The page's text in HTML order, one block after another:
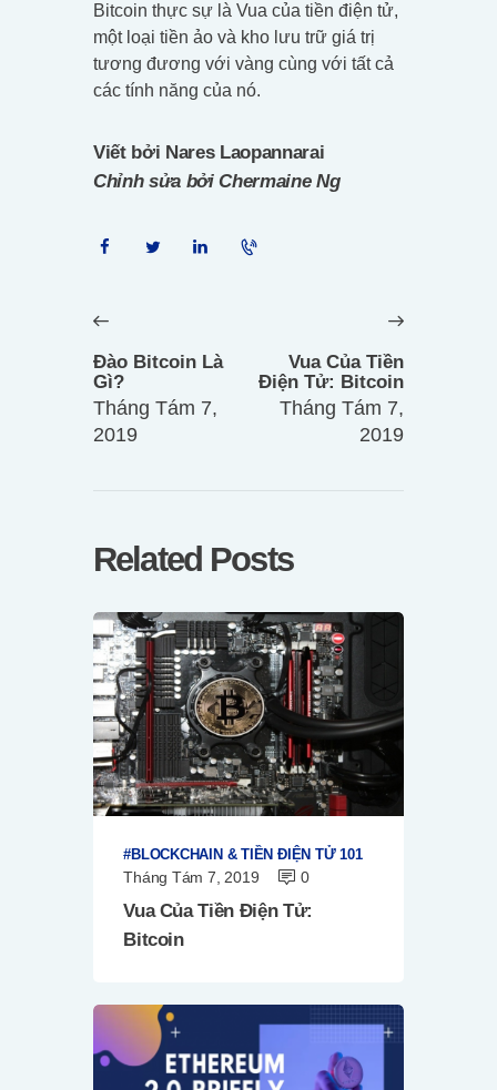
Bitcoin thực sự là Vua của tiền điện tử,
một loại tiền ảo và kho lưu trữ giá trị
tương đương với vàng cùng với tất cả
các tính năng của nó.
Viết bởi Nares Laopannarai
Chỉnh sửa bởi Chermaine Ng
hướng
bài
viết
post:
Đào Bitcoin Là
Gì?
Tháng Tám 7,
2019
Vua Của Tiền
Điện Tử: Bitcoin
Tháng Tám 7,
2019
Related Posts
BLOCKCHAIN & TIỀN ĐIỆN TỬ 101
Tháng Tám 7, 2019 0
Vua Của Tiền Điện Tử:
Bitcoin